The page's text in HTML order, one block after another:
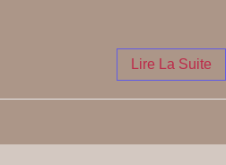
Lire La Suite